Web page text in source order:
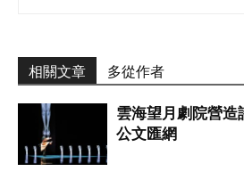
相關文章 多從作者
雲海望月劇院營
公文匯網